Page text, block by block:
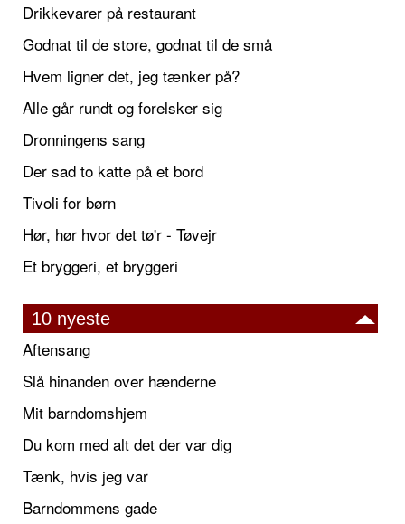
Drikkevarer på restaurant
Godnat til de store, godnat til de små
Hvem ligner det, jeg tænker på?
Alle går rundt og forelsker sig
Dronningens sang
Der sad to katte på et bord
Tivoli for børn
Hør, hør hvor det tø'r - Tøvejr
Et bryggeri, et bryggeri
10 nyeste
Aftensang
Slå hinanden over hænderne
Mit barndomshjem
Du kom med alt det der var dig
Tænk, hvis jeg var
Barndommens gade